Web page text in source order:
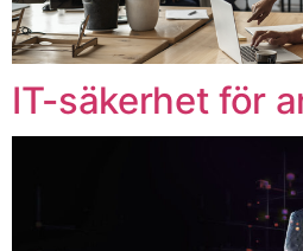
IT-säkerhet för